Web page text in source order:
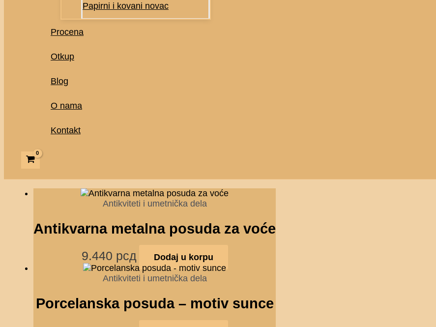
Papirni i kovani novac
Procena
Otkup
Blog
O nama
Kontakt
Antikviteti i umetnička dela
Antikvarna metalna posuda za voće
9.440 рсд Dodaj u korpu
Antikviteti i umetnička dela
Porcelanska posuda – motiv sunce